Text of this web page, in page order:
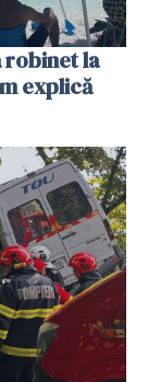
robinet la
explică